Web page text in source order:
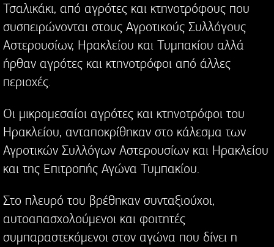
Τσαλικάκι, από αγρότες και κτηνοτρόφους που
συσπειρώνονται στους Αγροτικούς Συλλόγους
Αστερουσίων, Ηρακλείου και Τυμπακίου αλλά
ήρθαν αγρότες και κτηνοτρόφοι από άλλες
περιοχές.
Οι μικρομεσαίοι αγρότες και κτηνοτρόφοι του
Ηρακλείου, ανταποκρίθηκαν στο κάλεσμα των
Αγροτικών Συλλόγων Αστερουσίων και Ηρακλείου
και της Επιτροπής Αγώνα Τυμπακίου.
Στο πλευρό του βρέθηκαν συνταξιούχοι,
αυτοαπασχολούμενοι και φοιτητές
συμπαραστεκόμενοι στον αγώνα που δίνει η